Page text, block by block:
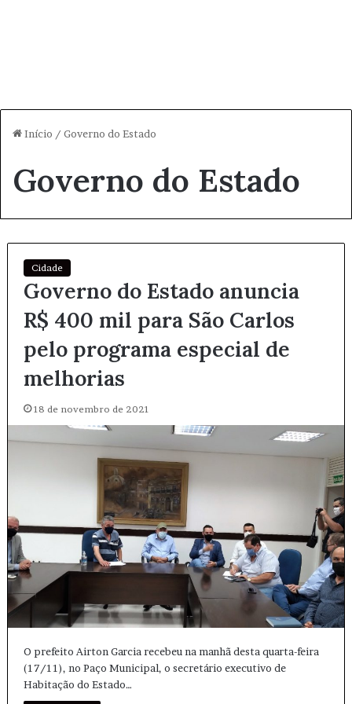
Início / Governo do Estado
Governo do Estado
Cidade
Governo do Estado anuncia
R$ 400 mil para São Carlos
pelo programa especial de
melhorias
18 de novembro de 2021
O prefeito Airton Garcia recebeu na manhã desta quarta-feira
(17/11), no Paço Municipal, o secretário executivo de
Habitação do Estado…